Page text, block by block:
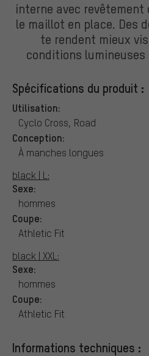
interne avec
le maillot en place. Des
te rendent mieux
conditions
Spécifications du produit :
Utilisation:
Cyclo Cross, Road
Conception:
À manches longues
black | L:
Sexe:
hommes
Coupe:
Athletic Fit
black | XXL:
Sexe:
hommes
Coupe:
Athletic Fit
Informations techniques :